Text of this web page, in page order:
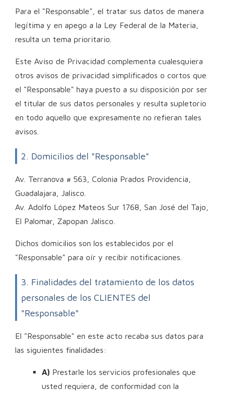
Para el "Responsable", el tratar sus datos de manera
legítima y en apego a la Ley Federal de la Materia,
resulta un tema prioritario.
Este Aviso de Privacidad complementa cualesquiera
otros avisos de privacidad simplificados o cortos que
el "Responsable" haya puesto a su disposición por ser
el titular de sus datos personales y resulta supletorio
en todo aquello que expresamente no refieran tales
avisos.
2. Domicilios del "Responsable"
Av. Terranova # 563, Colonia Prados Providencia,
Guadalajara, Jalisco.
Av. Adolfo López Mateos Sur 1768, San José del Tajo,
El Palomar, Zapopan Jalisco.
Dichos domicilios son los establecidos por el
"Responsable" para oír y recibir notificaciones.
3. Finalidades del tratamiento de los datos
personales de los CLIENTES del
"Responsable"
El "Responsable" en este acto recaba sus datos para
las siguientes finalidades:
A) Prestarle los servicios profesionales que
usted requiera, de conformidad con la